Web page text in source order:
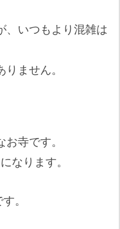
、いつもより混雑は
ません。
寺です。
なります。
。